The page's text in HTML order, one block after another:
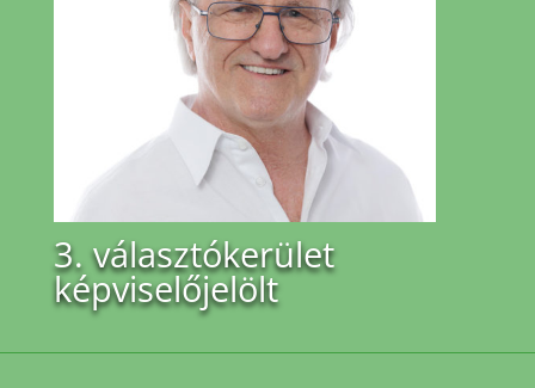
3. választókerület
képviselőjelölt